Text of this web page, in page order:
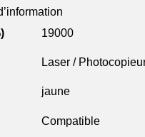
19000
Laser /
jaune
Compatible